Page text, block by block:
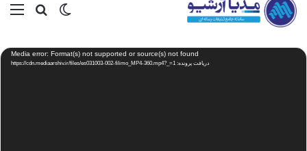
تغییر پوسته
نمایشگر
ویدیو Media error: Format(s) not supported or source(s) not found
دریافت پرونده: https://cdn.mediaarshiv.ir/files/es031003-002-filimo_MP4-360.mp4?_=1